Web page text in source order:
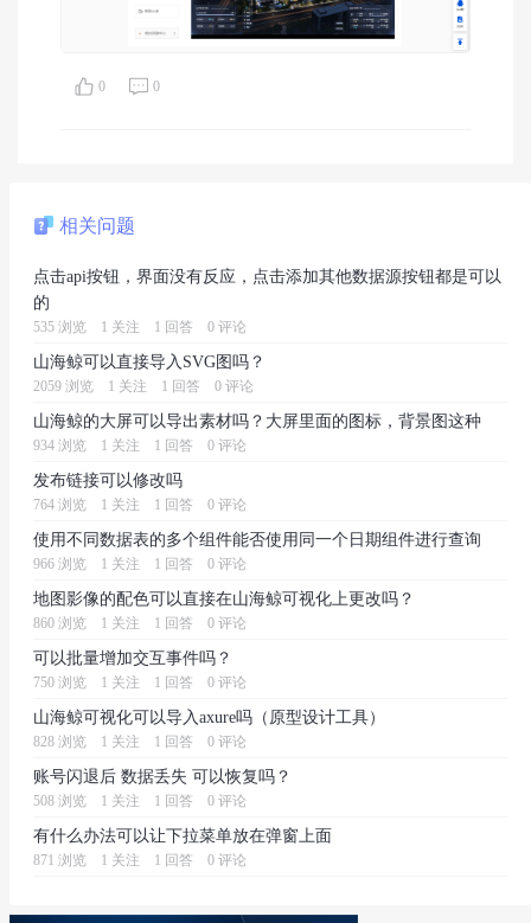
0 0
相关问题
点击api按钮，界面没有反应，点击添加其他数据源按钮都是可以
的
535 浏览 1 关注 1 回答 0 评论
山海鲸可以直接导入SVG图吗？
2059 浏览 1 关注 1 回答 0 评论
山海鲸的大屏可以导出素材吗？大屏里面的图标，背景图这种
934 浏览 1 关注 1 回答 0 评论
发布链接可以修改吗
764 浏览 1 关注 1 回答 0 评论
使用不同数据表的多个组件能否使用同一个日期组件进行查询
966 浏览 1 关注 1 回答 0 评论
地图影像的配色可以直接在山海鲸可视化上更改吗？
860 浏览 1 关注 1 回答 0 评论
可以批量增加交互事件吗？
750 浏览 1 关注 1 回答 0 评论
山海鲸可视化可以导入axure吗（原型设计工具）
828 浏览 1 关注 1 回答 0 评论
账号闪退后 数据丢失 可以恢复吗？
508 浏览 1 关注 1 回答 0 评论
有什么办法可以让下拉菜单放在弹窗上面
871 浏览 1 关注 1 回答 0 评论